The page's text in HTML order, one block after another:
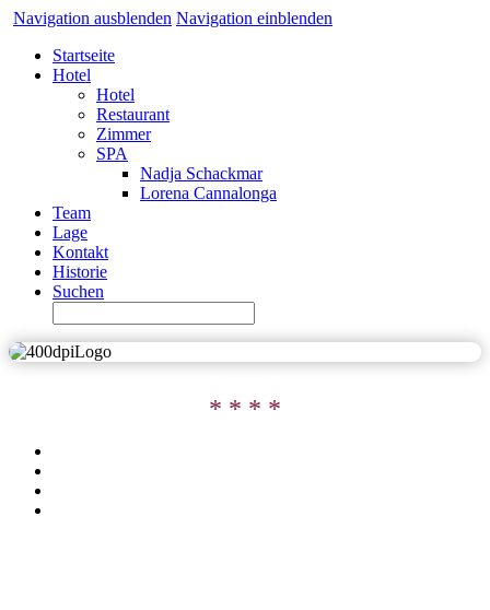
Navigation ausblenden Navigation einblenden
Startseite
Hotel
Hotel
Restaurant
Zimmer
SPA
Nadja Schackmar
Lorena Cannalonga
Team
Lage
Kontakt
Historie
Suchen
* * * *